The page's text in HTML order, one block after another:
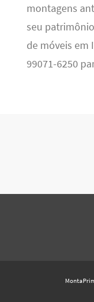
montagens
seu
de móveis em
99071-6250